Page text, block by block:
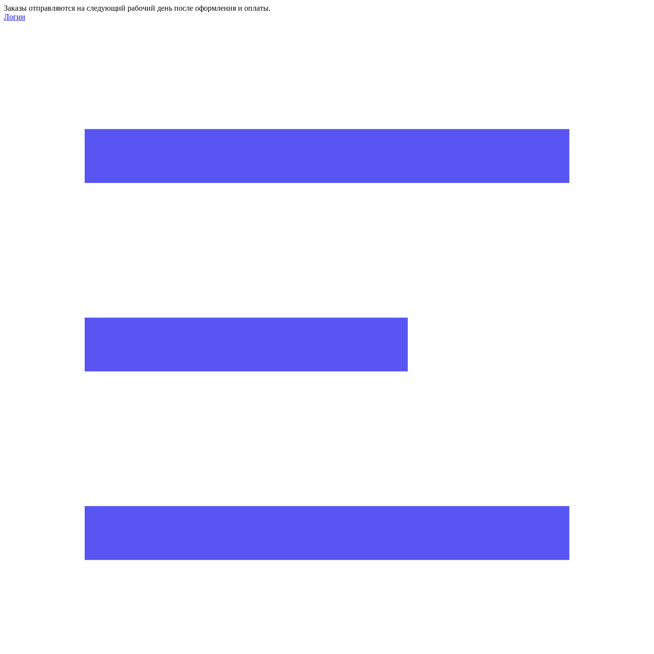
Заказы отправляются на следующий рабочий день после оформления и оплаты.
Логин